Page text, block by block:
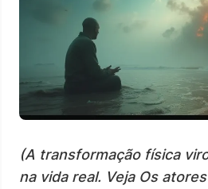
(A transformação física
na vida real. Veja Os